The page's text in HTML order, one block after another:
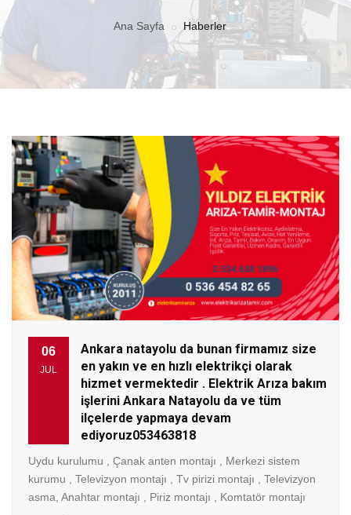
Ana Sayfa Haberler
06
JUL
Ankara natayolu da bunan firmamız size
en yakın ve en hızlı elektrikçi olarak
hizmet vermektedir . Elektrik Arıza bakım
işlerini Ankara Natayolu da ve tüm
ilçelerde yapmaya devam
ediyoruz053463818
Uydu kurulumu , Çanak anten montajı , Merkezi sistem
kurumu , Televizyon montajı , Tv pirizi montajı , Televizyon
asma, Anahtar montajı , Piriz montajı , Komtatör montajı